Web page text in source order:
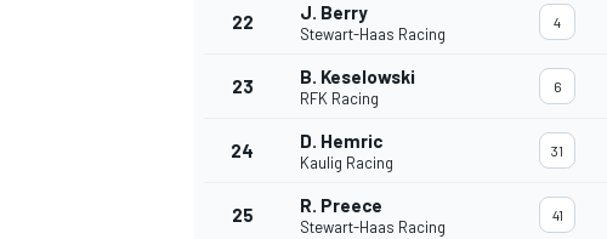
22 J. Berry
Stewart-Haas Racing
4
23 B. Keselowski
RFK Racing
6
24 D. Hemric
Kaulig Racing
31
25 R. Preece
Stewart-Haas Racing
41